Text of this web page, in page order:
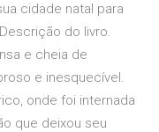
cidade natal para
do livro.
e cheia de
e inesquecível.
onde foi internada
que deixou seu